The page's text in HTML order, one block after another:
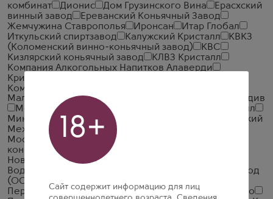
комбинат
Дионис Дом Грузинского Вина
Ерасхский
винный завод
Ереванский Коньячный Завод
Жемчужина Ставрополья
Иронсан
Итар Глобал
Иткульский спиртзавод
Калужский Кристалл
КВКЗ
(Коломенский винно-коньячный завод)
КВС
Кизлярский коньячный завод
КЛВЗ Кристалл
Компания Алкогольных Напитков Алаверди
Кристалл-Лефортово ГК
Компания
Малиновщизненский Спиртоводочный Завод Аквадив
Мердзаванский коньячный завод
Минск Кристалл
Минский завод виноградных вин
ММВЗ (Московский
Межреспубликанский Винодельческий Завод)
Московский завод Кристалл
коньячный завод
Национал Алко
Новокубанское
Объединенные Пензенские
Водочные Заводы
Озерский спиртоводочный завод
(ОСВЗ)
ООО ССБ
Опытный завод НИВА
Первомайский
Первый Купажный Завод
Пермалко
18+
Сайт содержит информацию для лиц